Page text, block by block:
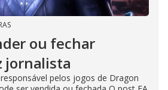
ou fechar
jornalista
pelos jogos de Dragon